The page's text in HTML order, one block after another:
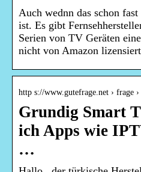
Auch wednn das schon
ist. Es gibt
Serien von TV Geräten
nicht von Amazon
http s://www.gutefrage.net › frage
Grundig Smart
ich Apps wie
…